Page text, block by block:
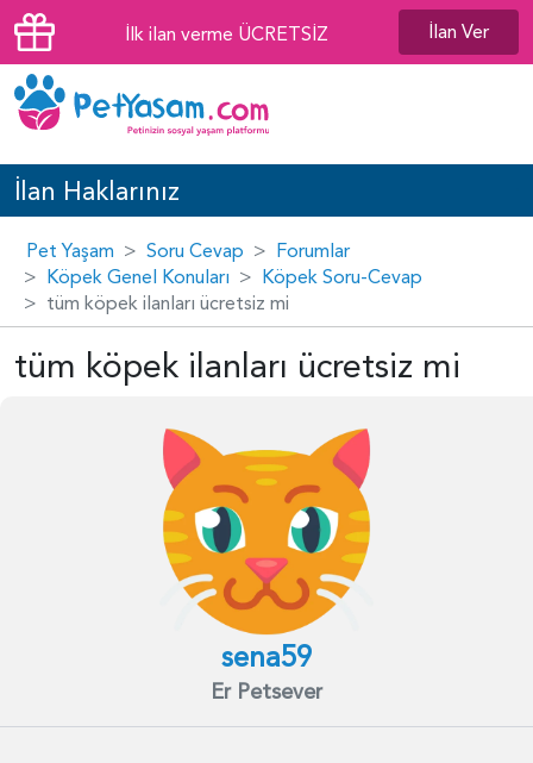
İlk ilan verme ÜCRETSİZ İlan Ver
İlan Haklarınız
Pet Yaşam Soru Cevap
Forumlar
Köpek Genel Konuları
Köpek Soru-Cevap
tüm köpek ilanları ücretsiz mi
tüm köpek ilanları ücretsiz mi
sena59
Er Petsever